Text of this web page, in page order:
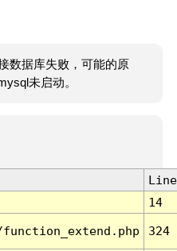
数据库失败，可能的原
未启动。
Line
14
324